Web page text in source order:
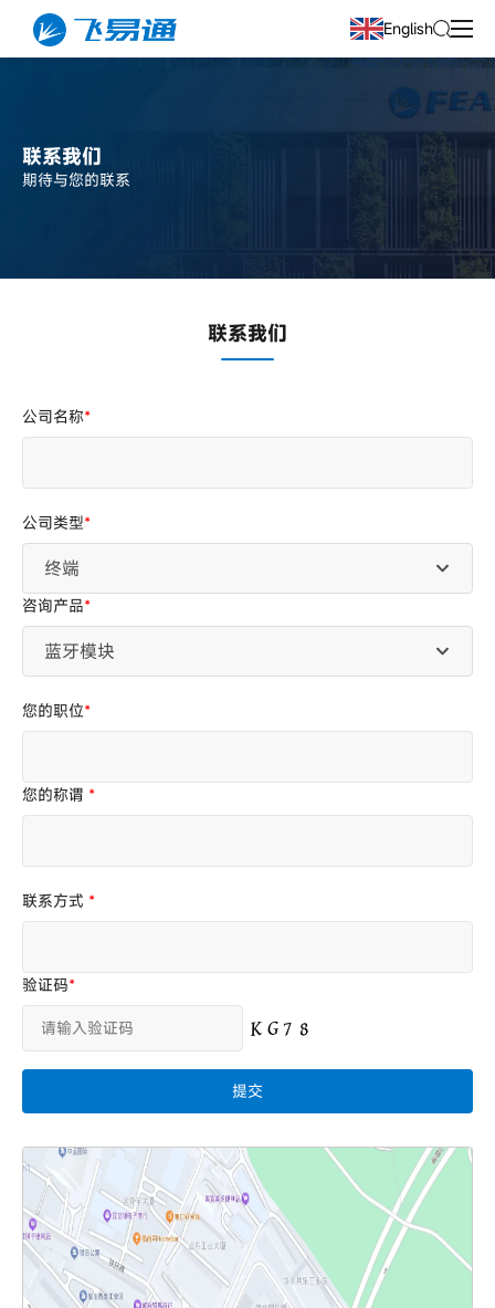
English
联系我们
期待与您的联系
联系我们
公司名称*
公司类型*
终端
咨询产品*
蓝牙模块
您的职位*
您的称谓 *
联系方式 *
验证码*